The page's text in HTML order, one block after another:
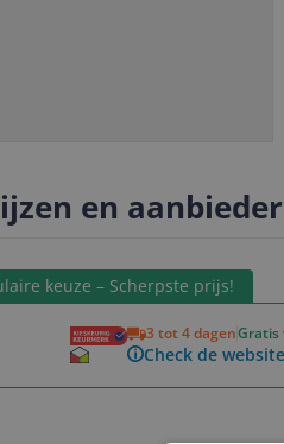
en
keuze – Scherpste prijs!
3 tot 4 dagenGratis
Check de